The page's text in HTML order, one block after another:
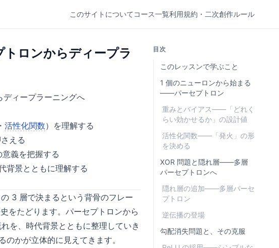
このサイトについて コース一覧利用規約・二次創作ルール
ロンからディープラ
ィープラーニングへ
・ 活性化関数）を理解する
える
意義を把握する
背景とともに理解する
3 層で決まるという背骨のフレー
をたどります。パーセプトロンから
を、時代背景とともに整理していき
かが立体的に見えてきます。
目次
このレッスンで学ぶこと
1 個のニューロンから始まる
——パーセプトロン
重みとバイアス——「どれく
らい効かせるか」の設計値
活性化関数——「発火」の形
を決める
XOR 問題と隠れ層——多層
パーセプトロンへ
隠れ層の追加——多層パーセ
プトロン
逆伝播の登場
勾配消失問題と、その克服